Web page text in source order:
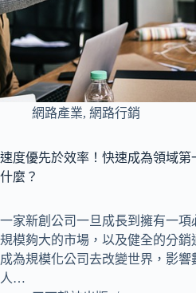
網路產業, 網路行銷
速度優先於效率！快速成為領域第
什麼？
一家新創公司一旦成長到擁有一項
規模夠大的市場，以及健全的分銷
成為規模化公司去改變世界，影響
人…